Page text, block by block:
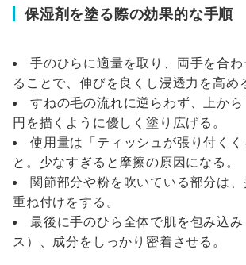
保湿剤を塗る際の効果的な手順
手のひらに適量を取り、両手を合
ることで、伸びを良くし浸透力を高め
すねの毛の流れに逆らわず、上か
円を描くように優しく塗り広げる。
使用量は「ティッシュが張り付くく
と。少なすぎると摩擦の原因になる。
関節部分や粉を吹いている部分は
重ね付けをする。
最後に手のひら全体で肌を包み込
ス）、成分をしっかり密着させる。